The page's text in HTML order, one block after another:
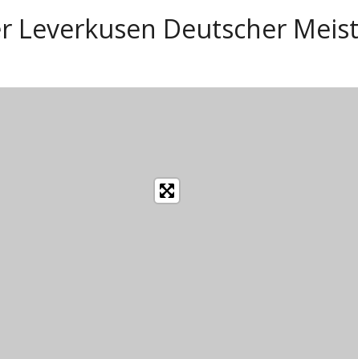
Leverkusen Deutscher